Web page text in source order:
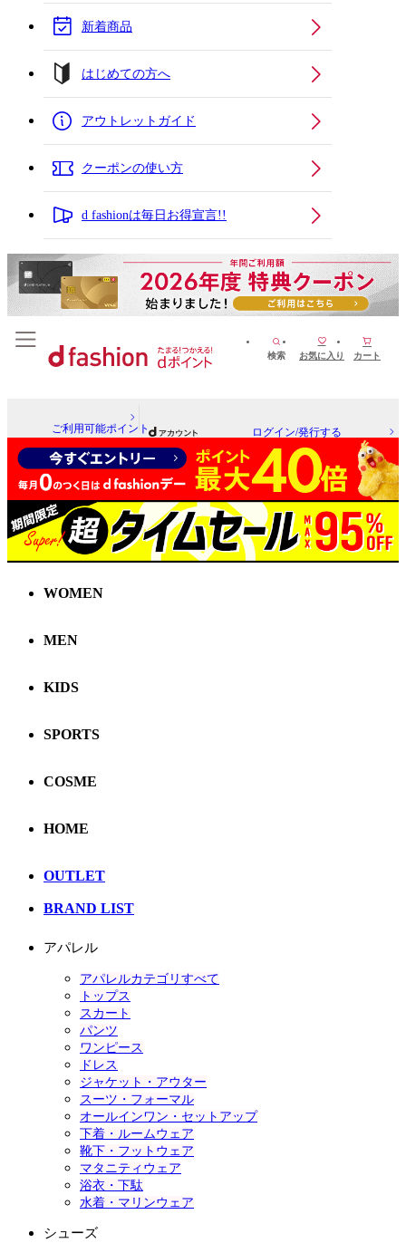
新着商品
はじめての方へ
アウトレットガイド
クーポンの使い方
d fashionは毎日お得宣言!!
検索 お気に入り カート
ご利用可能ポイント ログイン/発行する
WOMEN
MEN
KIDS
SPORTS
COSME
HOME
OUTLET
BRAND LIST
アパレル
アパレルカテゴリすべて
トップス
スカート
パンツ
ワンピース
ドレス
ジャケット・アウター
スーツ・フォーマル
オールインワン・セットアップ
下着・ルームウェア
靴下・フットウェア
マタニティウェア
浴衣・下駄
水着・マリンウェア
シューズ